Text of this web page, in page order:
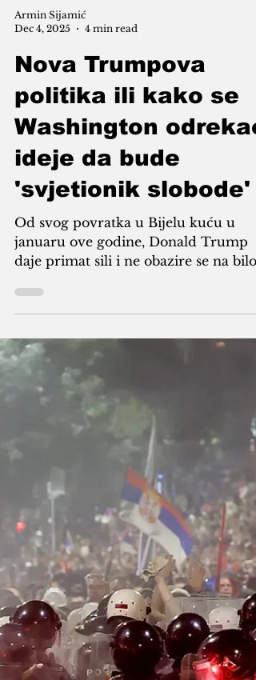
Armin Sijamić
Nova Trumpova
politika ili kako se
Washington odrekao
ideje da bude
'svjetionik slobode'
daje primat sili i ne obazire se na bilo
kakve kritike i dobronamjerne apele.
Vođen idejom da je upravu samo zato
što je jači, Trump razara ono što je
zvanični Washington gradio
decenijama. Foto: Donald Trump Od
ulaska Donalda Trumpa u politiku
mnogi su govorili da se Sjedinjene
Američke Države „vraćaju“ i da
najveća svjetska sila postaje onakva
kakvom su je milijarde ljudi
decenijama doživljavale – mjesto slob